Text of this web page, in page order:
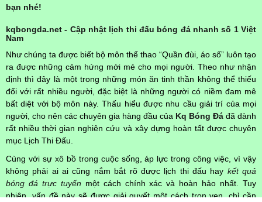
bạn nhé!
kqbongda.net - Cập nhật lịch thi đấu bóng đá nhanh số 1 Việt
Nam
Như chúng ta được biết bộ môn thể thao “Quần đùi, áo số” luôn tạo
ra được những cảm hứng mới mẻ cho mọi người. Theo như nhận
định thì đây là một trong những món ăn tinh thần không thể thiếu
đối với rất nhiều người, đặc biệt là những người có niềm đam mê
bất diệt với bộ môn này. Thấu hiểu được nhu cầu giải trí của mọi
người, cho nên các chuyên gia hàng đầu của Kq Bóng Đá đã dành
rất nhiều thời gian nghiên cứu và xây dựng hoàn tất được chuyên
mục Lịch Thi Đấu.
Cùng với sự xô bồ trong cuộc sống, áp lực trong công việc, vì vậy
không phải ai ai cũng nắm bắt rõ được lịch thi đấu hay kết quả
bóng đá trực tuyến một cách chính xác và hoàn hảo nhất. Tuy
nhiên, vấn đề này sẽ được giải quyết một cách trọn vẹn, chỉ cần